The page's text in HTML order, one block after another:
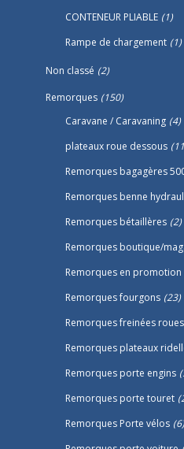
CONTENEUR PLIABLE (1)
Rampe de chargement (1)
Non classé (2)
Remorques (150)
Caravane / Caravaning (4)
plateaux roue dessous
Remorques bagagères
Remorques benne
Remorques bétaillères (2)
Remorques boutique/
Remorques en promotion
Remorques fourgons (23)
Remorques freinées
Remorques plateaux
Remorques porte engins
Remorques porte touret
Remorques Porte vélos (6)